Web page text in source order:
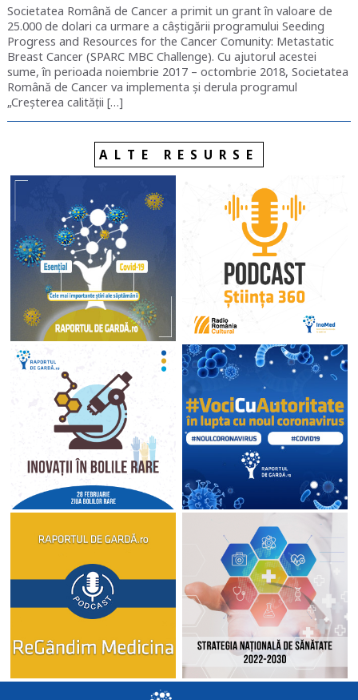
Societatea Română de Cancer a primit un grant în valoare de
25.000 de dolari ca urmare a câștigării programului Seeding
Progress and Resources for the Cancer Comunity: Metastatic
Breast Cancer (SPARC MBC Challenge). Cu ajutorul acestei
sume, în perioada noiembrie 2017 – octombrie 2018, Societatea
Română de Cancer va implementa și derula programul
„Creșterea calității […]
ALTE RESURSE